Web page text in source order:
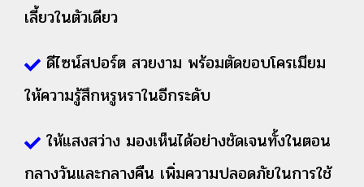
เลี้ยวในตัวเดียว
ดีไซน์สปอร์ต สวยงาม พร้อมตัดขอบโครเมียม
ให้ความรู้สึกหรูหราในอีกระดับ
ให้แสงสว่าง มองเห็นได้อย่างชัดเจนทั้งในตอน
กลางวันและกลางคืน เพิ่มความปลอดภัยในการใช้